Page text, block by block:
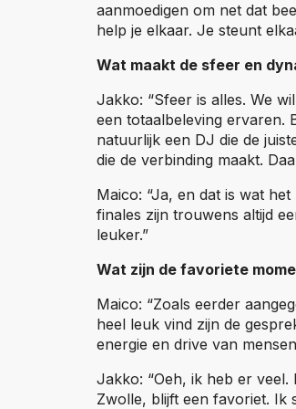
aanmoedigen om net dat
help je elkaar. Je steunt
Wat maakt de sfeer en
Jakko: “Sfeer is alles. We
een totaalbeleving ervaren.
natuurlijk een DJ die de
die de verbinding maakt.
Maico: “Ja, en dat is wat
finales zijn trouwens altijd
leuker.”
Wat zijn de favoriete
Maico: “Zoals eerder
heel leuk vind zijn de
energie en drive van
Jakko: “Oeh, ik heb er
Zwolle, blijft een favoriet. Ik